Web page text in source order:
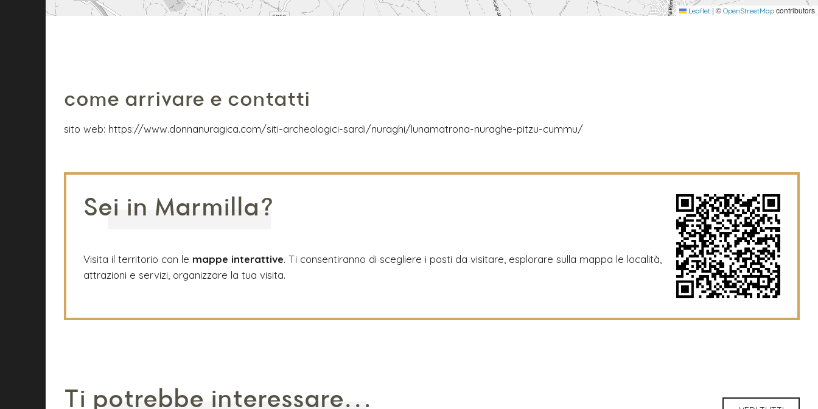
Leaflet | © OpenStreetMap contributors
come arrivare e contatti
sito web: https://www.donnanuragica.com/siti-archeologici-sardi/nuraghi/lunamatrona-nuraghe-pitzu-cummu/
Sei in Marmilla?
Visita il territorio con le mappe interattive. Ti consentiranno di scegliere i posti da visitare, esplorare sulla mappa le località,
attrazioni e servizi, organizzare la tua visita.
Ti potrebbe interessare...